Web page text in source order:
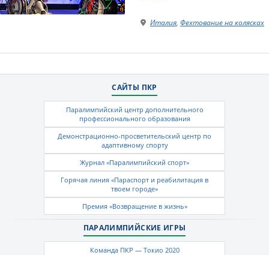
Италия, Фехтование на колясках
САЙТЫ ПКР
Паралимпийский центр дополнительного
профессионального образования
Демонстрационно-просветительский центр по
адаптивному спорту
Журнал «Паралимпийский спорт»
Горячая линия «Параспорт и реабилитация в
твоем городе»
Премия «Возвращение в жизнь»
ПАРАЛИМПИЙСКИЕ ИГРЫ
Команда ПКР — Токио 2020